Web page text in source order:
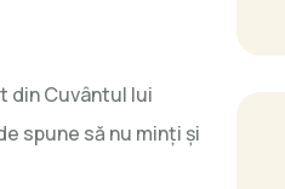
din Cuvântul lui
spune să nu minți și